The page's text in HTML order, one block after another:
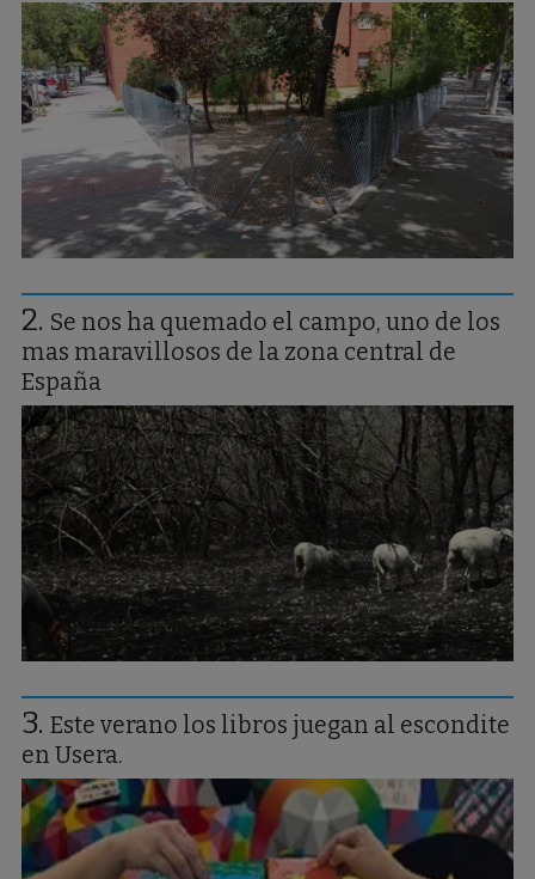
Se nos ha quemado el campo, uno de los
mas maravillosos de la zona central de
España
Este verano los libros juegan al escondite
en Usera.